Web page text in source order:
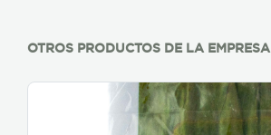
OTROS PRODUCTOS DE LA EMPRESA